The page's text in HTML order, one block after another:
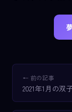
← 前の記事
2021年1月の双